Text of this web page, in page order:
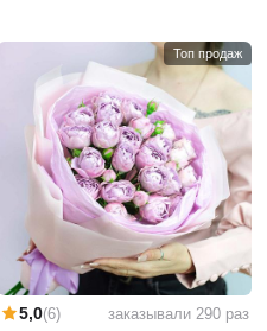
Топ продаж
5,0(6) заказывали 290 раз